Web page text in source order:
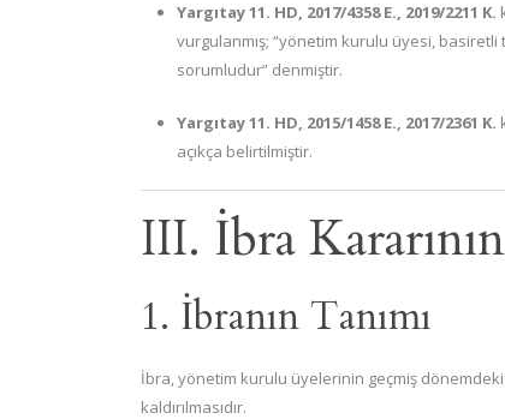
Yargıtay 11. HD, 2017/4358 E., 2019/2211 K.
vurgulanmış; “yönetim kurulu üyesi,
sorumludur” denmiştir.
Yargıtay 11. HD, 2015/1458 E., 2017/2361 K.
açıkça belirtilmiştir.
III. İbra
1. İbranın Tanımı
İbra, yönetim kurulu üyelerinin geçmiş
kaldırılmasıdır.